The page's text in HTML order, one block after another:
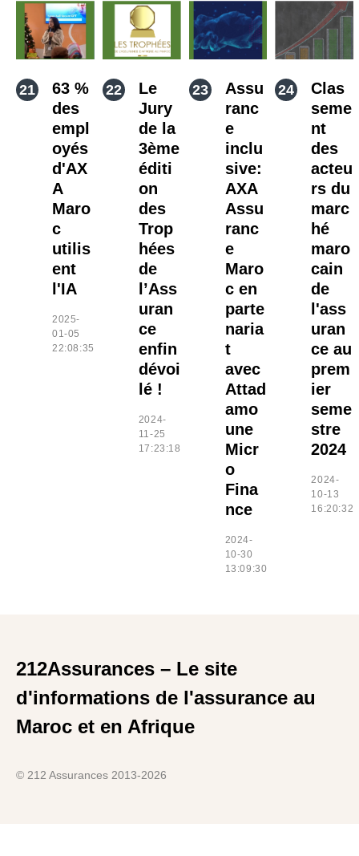
63 %
des
empl
oyés
d'AX
A
Maro
c
utilis
ent
l'IA
2025-
01-05
22:08:35
Le
Jury
de la
3ème
éditi
on
des
Trop
hées
de
l’Ass
uran
ce
enfin
dévoi
lé !
2024-
11-25
17:23:18
Assu
ranc
e
inclu
sive:
AXA
Assu
ranc
e
Maro
c en
parte
naria
t
avec
Attad
amo
une
Micr
o
Fina
nce
2024-
10-30
13:09:30
Clas
seme
nt
des
acteu
rs du
marc
hé
maro
cain
de
l'ass
uran
ce au
prem
ier
seme
stre
2024
2024-
10-13
16:20:32
212Assurances – Le site
d'informations de l'assurance au
Maroc et en Afrique
© 212 Assurances 2013-2026